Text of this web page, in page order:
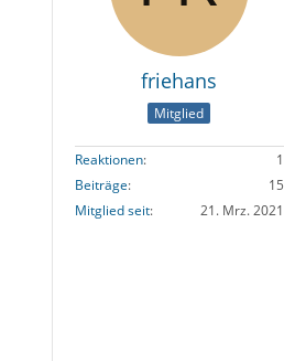
friehans
Mitglied
Reaktionen
1
Beiträge
15
Mitglied seit
21. Mrz. 2021